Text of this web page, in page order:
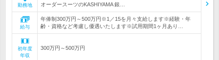
勤務地 オーダースーツのKASHIYAMA 銀…
給与
年俸制300万円～500万円※1／15を月々支給します※経験・年
齢・資格など考慮し優遇いたします※試用期間1ヶ月あり…
初年度
年収
300万円～500万円